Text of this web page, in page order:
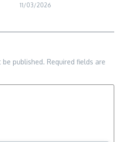
11/03/2026
published. Required fields are